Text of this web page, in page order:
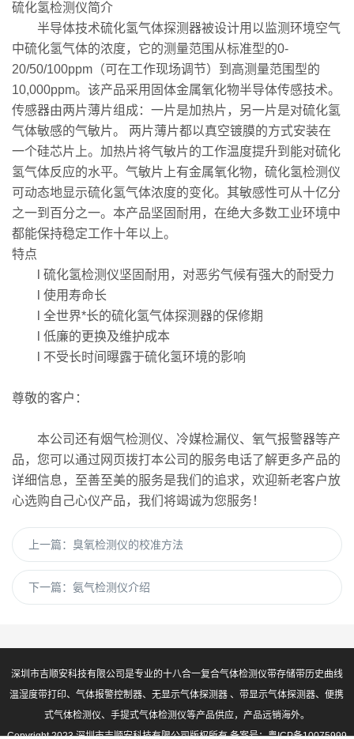
硫化氢检测仪简介
半导体技术硫化氢气体探测器被设计用以监测环境空气
中硫化氢气体的浓度，它的测量范围从标准型的0-
20/50/100ppm（可在工作现场调节）到高测量范围型的
10,000ppm。该产品采用固体金属氧化物半导体传感技术。
传感器由两片薄片组成：一片是加热片，另一片是对硫化氢
气体敏感的气敏片。 两片薄片都以真空镀膜的方式安装在
一个硅芯片上。加热片将气敏片的工作温度提升到能对硫化
氢气体反应的水平。气敏片上有金属氧化物，硫化氢检测仪
可动态地显示硫化氢气体浓度的变化。其敏感性可从十亿分
之一到百分之一。本产品坚固耐用，在绝大多数工业环境中
都能保持稳定工作十年以上。
特点
l 硫化氢检测仪坚固耐用，对恶劣气候有强大的耐受力
l 使用寿命长
l 全世界*长的硫化氢气体探测器的保修期
l 低廉的更换及维护成本
l 不受长时间曝露于硫化氢环境的影响
尊敬的客户：
本公司还有烟气检测仪、冷媒检漏仪、氧气报警器等产
品，您可以通过网页拨打本公司的服务电话了解更多产品的
详细信息，至善至美的服务是我们的追求，欢迎新老客户放
心选购自己心仪产品，我们将竭诚为您服务！
上一篇： 臭氧检测仪的校准方法
下一篇： 氨气检测仪介绍
深圳市吉顺安科技有限公司是专业的十八合一复合气体检测仪带存储带历史曲线
温湿度带打印、气体报警控制器、无显示气体探测器 、带显示气体探测器、便携
式气体检测仪、手提式气体检测仪等产品供应，产品远销海外。
Copyright 2023 深圳市吉顺安科技有限公司版权所有 备案号：粤ICP备10075999